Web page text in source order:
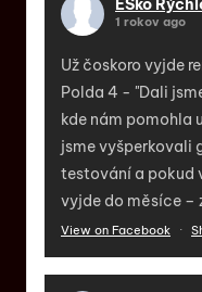
ESko
1 rokov ago
Už čoskoro vyjde
Polda 4 - "Dali
kde nám pomohla
jsme vyšperkovali
testování a pokud
vyjde do měsíce –
View on Facebook ·